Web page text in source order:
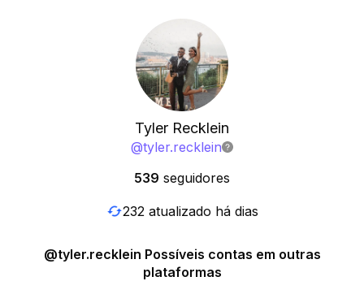
Tyler Recklein
@tyler.recklein
539 seguidores
232 atualizado há dias
@tyler.recklein Possíveis contas em outras
plataformas